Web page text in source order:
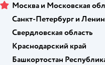
Москва и Московская
Санкт-Петербург и
Свердловская область
Краснодарский край
Башкортостан